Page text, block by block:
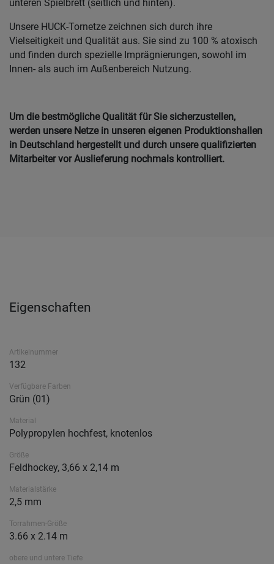
unteren Spielbrett (seitlich und hinten).
Unsere HUCK-Tornetze zeichnen sich durch ihre
Vielseitigkeit und Qualität aus. Sie sind zu 100 % atoxisch
und finden durch spezielle Imprägnierungen, sowohl im
Innen- als auch im Außenbereich Nutzung.
Um die bestmögliche Qualität für Sie sicherzustellen,
werden unsere Netze in unseren eigenen Produktionshallen
in Deutschland hergestellt und durch unsere qualifizierten
Mitarbeiter vor Auslieferung nochmals kontrolliert.
Eigenschaften
Artikelnummer
132
Verfügbare Farben
Grün (01)
Material
Polypropylen hochfest, knotenlos
Größe
Feldhockey, 3,66 x 2,14 m
Materialstärke
2,5 mm
Torrahmen-Größe
3.66 x 2.14 m
obere und untere Tiefe